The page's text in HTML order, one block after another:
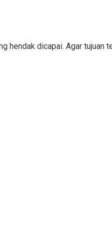
dicapai. Agar